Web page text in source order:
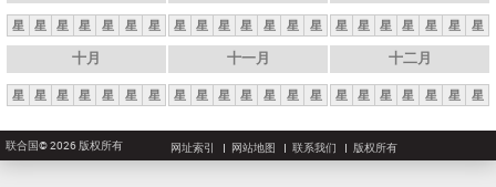
星 星 星 星 星 星 星 星 星 星 星 星 星 星 星 星 星 星 星 星 星
十月
星 星 星 星 星 星 星
十一月
星 星 星 星 星 星 星
十二月
星 星 星 星 星 星 星
联合国© 2026 版权所有 网址索引 网站地图 联系我们 版权所有